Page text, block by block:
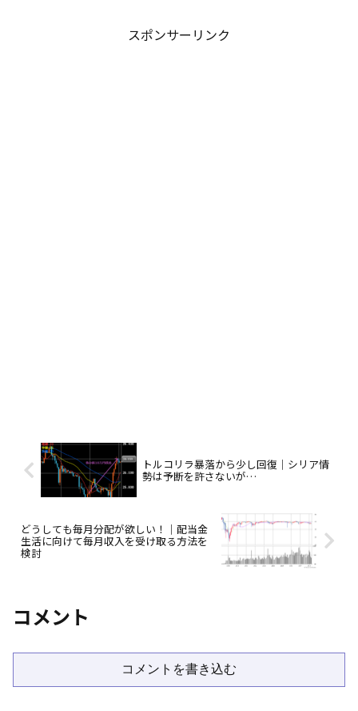
スポンサーリンク
トルコリラ暴落から少し回復｜シリア情
勢は予断を許さないが…
どうしても毎月分配が欲しい！｜配当金
生活に向けて毎月収入を受け取る方法を
検討
コメント
コメントを書き込む